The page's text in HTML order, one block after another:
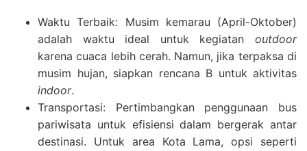
Waktu Terbaik: Musim kemarau (April-Oktober)
adalah waktu ideal untuk kegiatan outdoor
karena cuaca lebih cerah. Namun, jika terpaksa di
musim hujan, siapkan rencana B untuk aktivitas
indoor.
Transportasi: Pertimbangkan penggunaan bus
pariwisata untuk efisiensi dalam bergerak antar
destinasi. Untuk area Kota Lama, opsi seperti